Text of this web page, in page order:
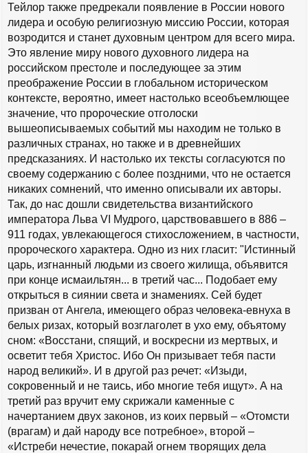
Тейлор также предрекали появление в России нового
лидера и особую религиозную миссию России, которая
возродится и станет духовным центром для всего мира.
Это явление миру нового духовного лидера на
российском престоле и последующее за этим
преображение России в глобальном историческом
контексте, вероятно, имеет настолько всеобъемлющее
значение, что пророческие отголоски
вышеописываемых событий мы находим не только в
различных странах, но также и в древнейших
предсказаниях. И настолько их тексты согласуются по
своему содержанию с более поздними, что не остается
никаких сомнений, что именно описывали их авторы.
Так, до нас дошли свидетельства византийского
императора Льва VI Мудрого, царствовавшего в 886 –
911 годах, увлекающегося стихосложением, в частности,
пророческого характера. Одно из них гласит: "Истинный
царь, изгнанный людьми из своего жилища, объявится
при конце исмаильтян... в третий час... Подобает ему
открыться в сиянии света и знамениях. Сей будет
призван от Ангела, имеющего образ человека-евнуха в
белых ризах, который возглаголет в ухо ему, объятому
сном: «Восстани, спящий, и воскресни из мертвых, и
осветит тебя Христос. Ибо Он призывает тебя пасти
народ великий». И в другой раз речет: «Изыди,
сокровенный и не таись, ибо многие тебя ищут». А на
третий раз вручит ему скрижали каменные с
начертанием двух законов, из коих первый – «Отомсти
(врагам) и дай народу все потребное», второй –
«Истреби нечестие, покарай огнем творящих дела